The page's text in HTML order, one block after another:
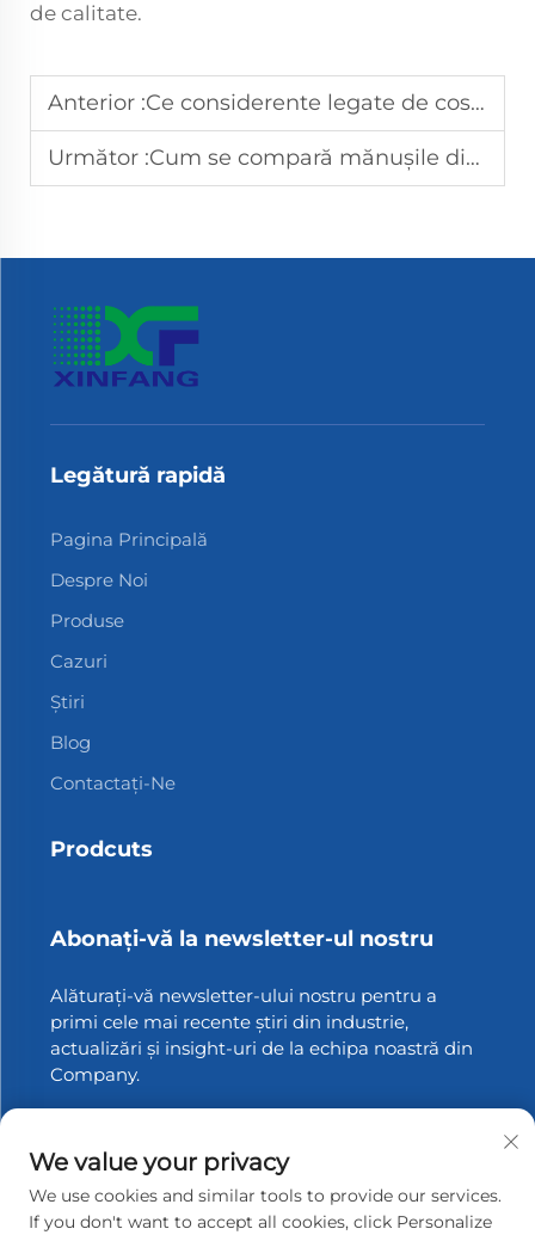
de calitate.
Anterior :Ce considerente legate de costuri afectează mănușile biodegradabile comandate în cantități mari?
Următor :Cum se compară mănușile din plastic de unică folosință în ceea ce privește rezistența la perforare?
Legătură rapidă
Pagina Principală
Despre Noi
Produse
Cazuri
Știri
Blog
Contactați-Ne
Prodcuts
Abonați-vă la newsletter-ul nostru
Alăturați-vă newsletter-ului nostru pentru a
primi cele mai recente știri din industrie,
actualizări și insight-uri de la echipa noastră din
Company.
We value your privacy
We use cookies and similar tools to provide our services.
If you don't want to accept all cookies, click Personalize